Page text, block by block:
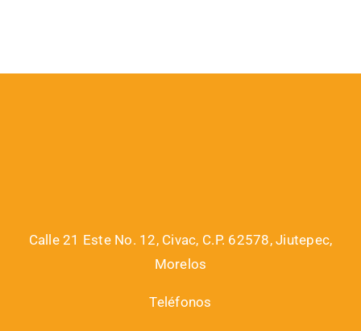
Calle 21 Este No. 12, Civac, C.P. 62578, Jiutepec,
Morelos
Teléfonos